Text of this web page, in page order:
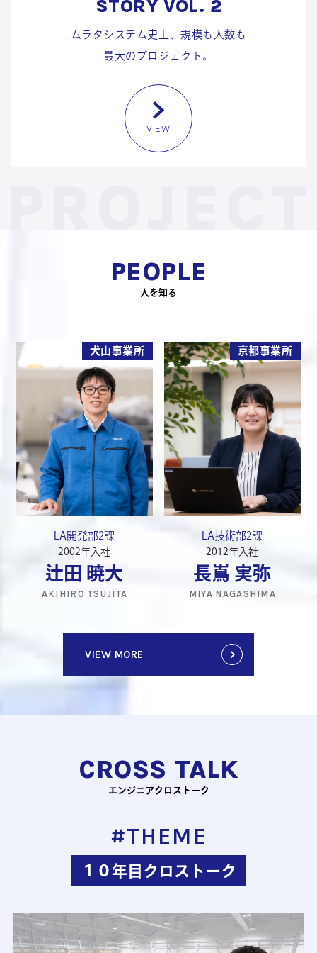
STORY VOL. 2
ムラタシステム史上、規模も人数も
最大のプロジェクト。
VIEW
PEOPLE
人を知る
犬山事業所
LA開発部2課
2002年入社
辻田 暁大
AKIHIRO TSUJITA
京都事業所
LA技術部2課
2012年入社
長嶌 実弥
MIYA NAGASHIMA
VIEW MORE
CROSS TALK
エンジニアクロストーク
#THEME
１０年目クロストーク